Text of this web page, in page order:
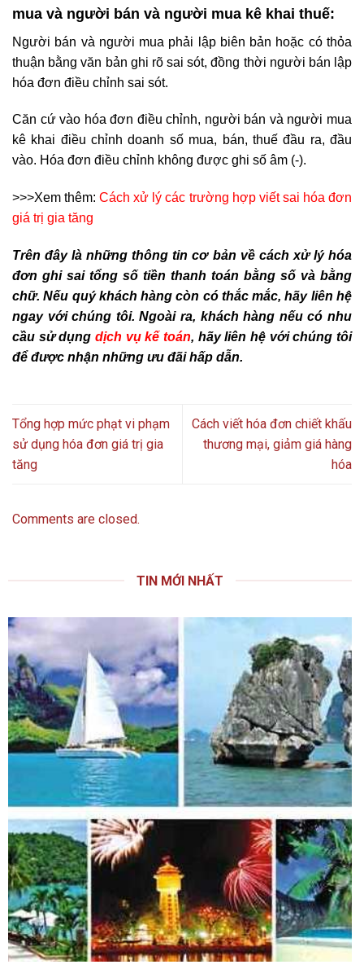
mua và người bán và người mua kê khai thuế:
Người bán và người mua phải lập biên bản hoặc có thỏa
thuận bằng văn bản ghi rõ sai sót, đồng thời người bán lập
hóa đơn điều chỉnh sai sót.
Căn cứ vào hóa đơn điều chỉnh, người bán và người mua
kê khai điều chỉnh doanh số mua, bán, thuế đầu ra, đầu
vào. Hóa đơn điều chỉnh không được ghi số âm (-).
>>>Xem thêm:Cách xử lý các trường hợp viết sai hóa đơn
giá trị gia tăng
Trên đây là những thông tin cơ bản về cách xử lý hóa
đơn ghi sai tổng số tiền thanh toán bằng số và bằng
chữ. Nếu quý khách hàng còn có thắc mắc, hãy liên hệ
ngay với chúng tôi. Ngoài ra, khách hàng nếu có nhu
cầu sử dụng dịch vụ kế toán, hãy liên hệ với chúng tôi
để được nhận những ưu đãi hấp dẫn.
Tổng hợp mức phạt vi phạm
sử dụng hóa đơn giá trị gia
tăng
Cách viết hóa đơn chiết khấu
thương mại, giảm giá hàng
hóa
Comments are closed.
TIN MỚI NHẤT